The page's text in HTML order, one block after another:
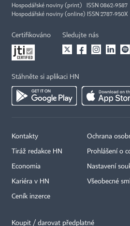
Hospodářské noviny (print) ISSN 0862-9587
Hospodářské noviny (online) ISSN 2787-950X
Certifikováno Sledujte nás
Stáhněte si aplikaci HN
Kontakty
Tiráž redakce HN
Economia
Kariéra v HN
Ceník inzerce
Ochrana
Prohlášení o
Nastavení
Všeobecné
Koupit / darovat předplatné